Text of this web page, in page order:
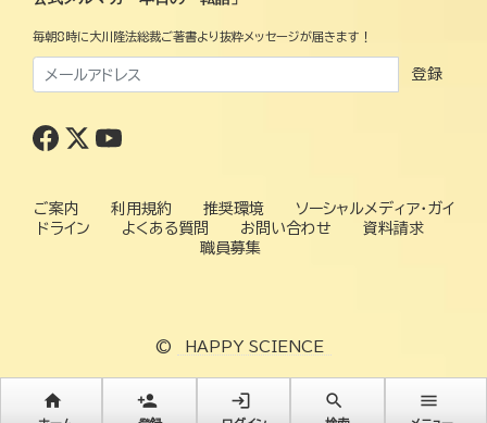
毎朝8時に大川隆法総裁ご著書より抜粋メッセージが届きます！
登録
ご案内 利用規約 推奨環境
ソーシャルメディア・ガイ
ドライン
よくある質問 お問い合わせ
資料請求
職員募集
© HAPPY SCIENCE
home person_add login search menu